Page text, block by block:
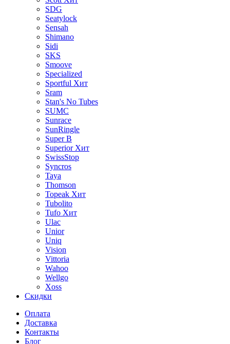
SDG
Seatylock
Sensah
Shimano
Sidi
SKS
Smoove
Specialized
Sportful Хит
Sram
Stan's No Tubes
SUMC
Sunrace
SunRingle
Super B
Superior Хит
SwissStop
Syncros
Taya
Thomson
Topeak Хит
Tubolito
Tufo Хит
Ulac
Unior
Uniq
Vision
Vittoria
Wahoo
Wellgo
Xoss
Скидки
Оплата
Доставка
Контакты
Блог